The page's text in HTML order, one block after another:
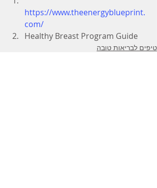
https://www.theenergyblueprint.
com/
Healthy Breast Program Guide
טיפים לבריאות טובה